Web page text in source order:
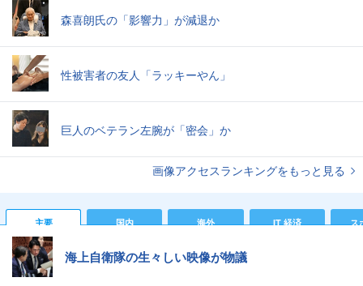
森喜朗氏の「影響力」が減退か
性被害者の友人「ラッキーやん」
巨人のベテラン左腕が「密会」か
画像アクセスランキングをもっと見る
主要 国内 海外 IT 経済 ス
海上自衛隊の生々しい映像が物議